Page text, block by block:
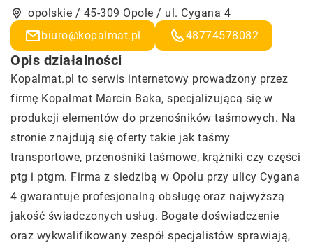
opolskie / 45-309 Opole / ul. Cygana 4
biuro@kopalmat.pl
48774578082
Opis działalności
Kopalmat.pl to serwis internetowy prowadzony przez
firmę Kopalmat Marcin Baka, specjalizującą się w
produkcji elementów do przenośników taśmowych. Na
stronie znajdują się oferty takie jak taśmy
transportowe, przenośniki taśmowe, krążniki czy części
ptg i ptgm. Firma z siedzibą w Opolu przy ulicy Cygana
4 gwarantuje profesjonalną obsługę oraz najwyższą
jakość świadczonych usług. Bogate doświadczenie
oraz wykwalifikowany zespół specjalistów sprawiają,